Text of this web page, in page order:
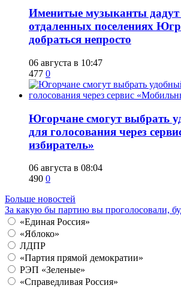
Именитые музыканты
отдаленных поселениях
добраться непросто
06 августа в 10:47
477 0
Югорчане смогут выбрать
для голосования через
избиратель»
06 августа в 08:04
490 0
Больше новостей
За какую бы партию вы проголосовали,
«Единая Россия»
«Яблоко»
ЛДПР
«Партия прямой демократии»
РЭП «Зеленые»
«Справедливая Россия»